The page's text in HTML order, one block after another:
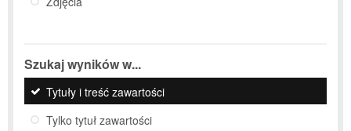
Szukaj wyników w...
Tytuły i treść zawartości
Tylko tytuł zawartości